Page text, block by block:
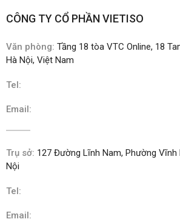
CÔNG TY CỔ PHẦN VIETISO
Văn phòng: Tầng 18 tòa VTC Online, 18
Hà Nội, Việt Nam
Tel:
Email:
Trụ sở: 127 Đường Lĩnh Nam, Phường Vĩnh
Nội
Tel:
Email: